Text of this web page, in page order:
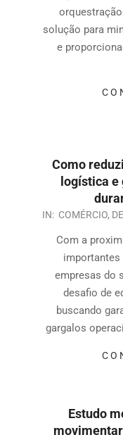
solução para
e
Como
logística e
IN: COMÉRCIO,
Com a
importantes
empresas do
desafio de
buscando
gargalos
Estudo